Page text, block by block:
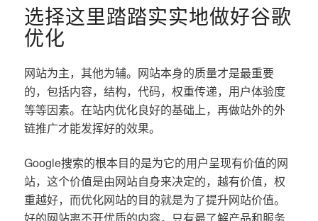
选择这里踏踏实实地做好谷歌
优化
网站为主，其他为辅。网站本身的质量才是最重要
的，包括内容，结构，代码，权重传递，用户体验度
等等因素。在站内优化良好的基础上，再做站外的外
链推广才能发挥好的效果。
Google搜索的根本目的是为它的用户呈现有价值的网
站，这个价值是由网站自身来决定的，越有价值，权
重越好，而优化网站的目的就是为了提升网站价值。
好的网站离不开优质的内容，只有最了解产品和服务